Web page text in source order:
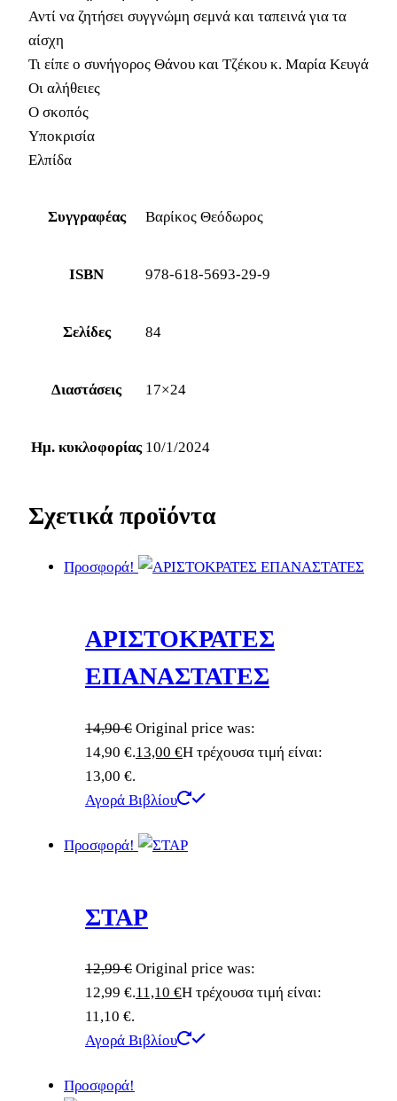
Αντί να ζητήσει συγγνώμη σεμνά και ταπεινά για τα
αίσχη
Τι είπε ο συνήγορος Θάνου και Τζέκου κ. Μαρία Κευγά
Οι αλήθειες
Ο σκοπός
Υποκρισία
Ελπίδα
Συγγραφέας Βαρίκος Θεόδωρος
ISBN 978-618-5693-29-9
Σελίδες 84
Διαστάσεις 17×24
Ημ. κυκλοφορίας 10/1/2024
Σχετικά προϊόντα
Προσφορά!
ΑΡΙΣΤΟΚΡΑΤΕΣ
ΕΠΑΝΑΣΤΑΤΕΣ
14,90€ Original price was:
14,90 €.13,00 €Η τρέχουσα τιμή είναι:
13,00 €.
Αγορά Βιβλίου
Προσφορά!
ΣΤΑΡ
12,99€ Original price was:
12,99 €.11,10 €Η τρέχουσα τιμή είναι:
11,10 €.
Αγορά Βιβλίου
Προσφορά!